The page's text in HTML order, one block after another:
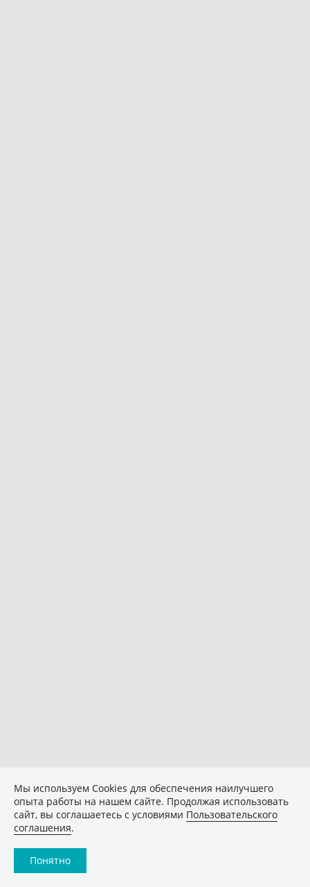
Мы используем Сookies для обеспечения наилучшего
опыта работы на нашем сайте. Продолжая использовать
сайт, вы соглашаетесь с условиями Пользовательского
соглашения.
Понятно